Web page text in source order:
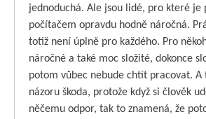
jednoduchá. Ale jsou lidé, pro které je
počítačem opravdu hodně náročná.
totiž není úplně pro každého. Pro
náročné a také moc složité, dokonce
potom vůbec nebude chtít pracovat.
názoru škoda, protože když si člověk
něčemu odpor, tak to znamená, že